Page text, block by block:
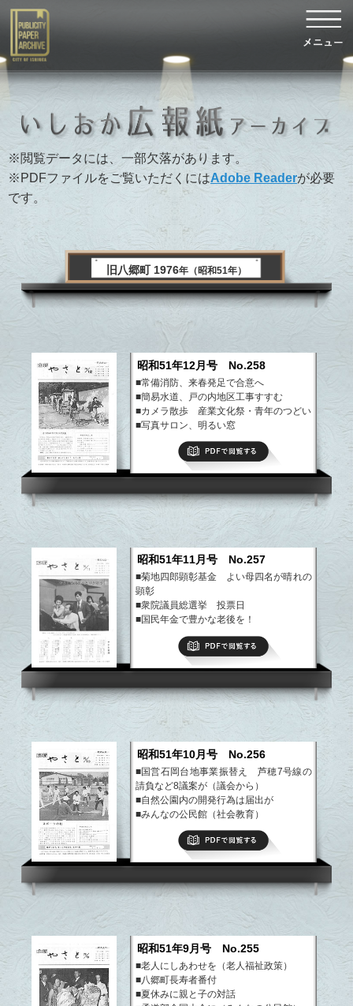
※閲覧データには、一部欠落があります。
※PDFファイルをご覧いただくにはAdobe Readerが必要
です。
旧八郷町 1976年（昭和51年）
昭和51年12月号 No.258
■常備消防、来春発足で合意へ
■簡易水道、戸の内地区工事すすむ
■カメラ散歩 産業文化祭・青年のつどい
■写真サロン、明るい窓
■サークル紹介、わが家の味
■まちの伝説、やさと文芸
PDFで閲覧する
昭和51年11月号 No.257
■菊地四郎顕彰基金 よい母四名が晴れの
顕彰
■衆院議員総選挙 投票日
■国民年金で豊かな老後を！
■みんなの公民館、明るい窓
■ぼくらのクラブ活動、健康メモ
昭和51年10月号 No.256
■国営石岡台地事業振替え 芦穂7号線の
請負など8議案が（議会から）
■自然公園内の開発行為は届出が
■みんなの公民館（社会教育）
■ぼくらのクラブ活動、わが家の味
昭和51年9月号 No.255
■老人にしあわせを（老人福祉政策）
■八郷町長寿者番付
■夏休みに親と子の対話